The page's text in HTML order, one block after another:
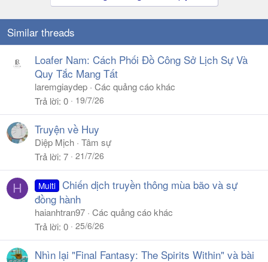
người-bị-tưởng-là-em-gái.
Gía như ngày đó họ làm bài bình thường như bao người
khác, thì Rena Macquarrie chẳng phải trở thành Ren
trong mắt mọi người.
“Ai mà biết được chứ ? Hỏi trời ấy…”
Mái tóc của Rena cũng bắt đầu thấm ướt nước mưa.
Chiếc áo sơmi trắng cũng xám đi dưới cơn mưa đang dần
nặng hạt. Cầm cây dù, Bruno chắn lại cho cô gái trẻ khỏi
cơn mưa lạnh lẽo.
Bruno không nói gì. Cũng phải, đã hơn 30 năm rồi Rena
mới trở lại hình dáng thực sự của mình.
Cái quãng thời gian cô sống dưới nhân dạng của Ren
Macquarrie không phải là ít. Nó đủ lâu để dần biến cô
thành một “Ren Macquarrie” thứ hai.
Ngẫm nghĩ lại, tại sao cô lại tiếp tục sống dưới hình dạng
Similar threads
Loafer Nam: Cách Phối Đồ Công Sở Lịch Sự Và
Quy Tắc Mang Tất
laremgiaydep Các quảng cáo khác
Trả lời 0 19/7/26
Truyện về Huy
Diệp Mịch Tâm sự
Trả lời 7 21/7/26
H Multi Chiến dịch truyền thông mùa bão và sự
đồng hành
haianhtran97 Các quảng cáo khác
Trả lời 0 25/6/26
Nhìn lại "Final Fantasy: The Spirits Within" và bài